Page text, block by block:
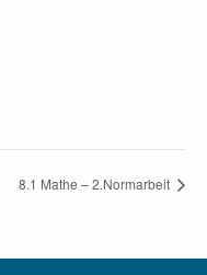
8.1 Mathe – 2.Normarbeit